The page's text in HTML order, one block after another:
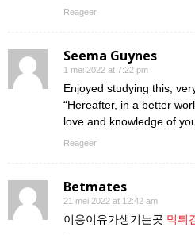
Reageer
Seema Guynes
1 mei 2022 at 7:22 pm
Enjoyed studying this,
“Hereafter, in a better
love and knowledge of
Reageer
Betmates
21 mei 2022 at 12:42 am
이용이유가생기는곳 먹튀